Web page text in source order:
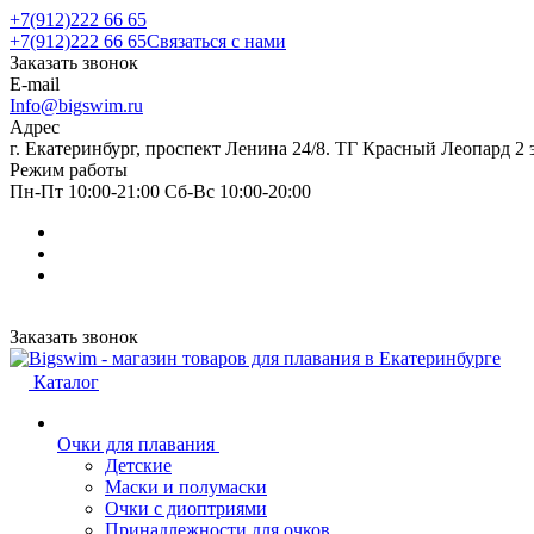
+7(912)222 66 65
+7(912)222 66 65Связаться с нами
Заказать звонок
E-mail
Info@bigswim.ru
Адрес
г. Екатеринбург, проспект Ленина 24/8. ТГ Красный Леопард 2
Режим работы
Пн-Пт 10:00-21:00 Сб-Вс 10:00-20:00
Заказать звонок
Каталог
Очки для плавания
Детские
Маски и полумаски
Очки с диоптриями
Принадлежности для очков